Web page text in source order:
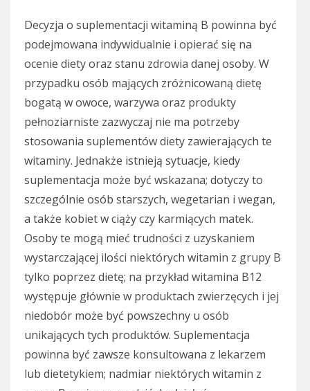
Decyzja o suplementacji witaminą B powinna być
podejmowana indywidualnie i opierać się na
ocenie diety oraz stanu zdrowia danej osoby. W
przypadku osób mających zróżnicowaną dietę
bogatą w owoce, warzywa oraz produkty
pełnoziarniste zazwyczaj nie ma potrzeby
stosowania suplementów diety zawierających te
witaminy. Jednakże istnieją sytuacje, kiedy
suplementacja może być wskazana; dotyczy to
szczególnie osób starszych, wegetarian i wegan,
a także kobiet w ciąży czy karmiących matek.
Osoby te mogą mieć trudności z uzyskaniem
wystarczającej ilości niektórych witamin z grupy B
tylko poprzez dietę; na przykład witamina B12
występuje głównie w produktach zwierzęcych i jej
niedobór może być powszechny u osób
unikających tych produktów. Suplementacja
powinna być zawsze konsultowana z lekarzem
lub dietetykiem; nadmiar niektórych witamin z